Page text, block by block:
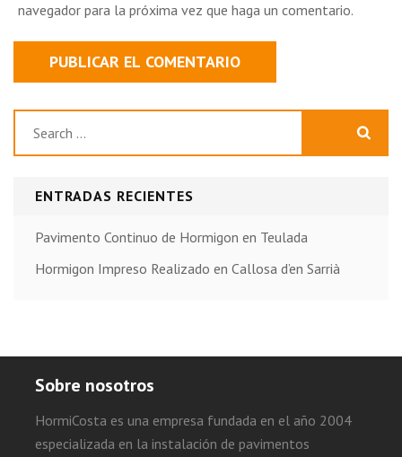
navegador para la próxima vez que haga un comentario.
ENTRADAS RECIENTES
Pavimento Continuo de Hormigon en Teulada
Hormigon Impreso Realizado en Callosa d’en Sarrià
Sobre nosotros
HormiCosta es una empresa fundada en el año 2004
especializada en la instalación de pavimentos